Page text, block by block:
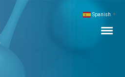
Spanish ▼